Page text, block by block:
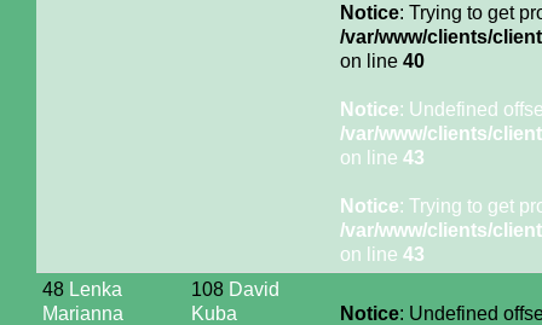
Notice: Trying to get
/var/www/clients/
on line 40
Notice: Undefined
/var/www/clients/
on line 43
Notice: Trying to get
/var/www/clients/
on line 43
48 Lenka
Marianna
108 David
Kuba
Notice: Undefined